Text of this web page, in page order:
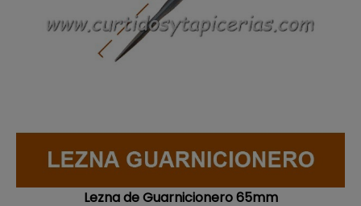
Lezna de Guarnicionero 65mm